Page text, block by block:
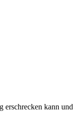
kann